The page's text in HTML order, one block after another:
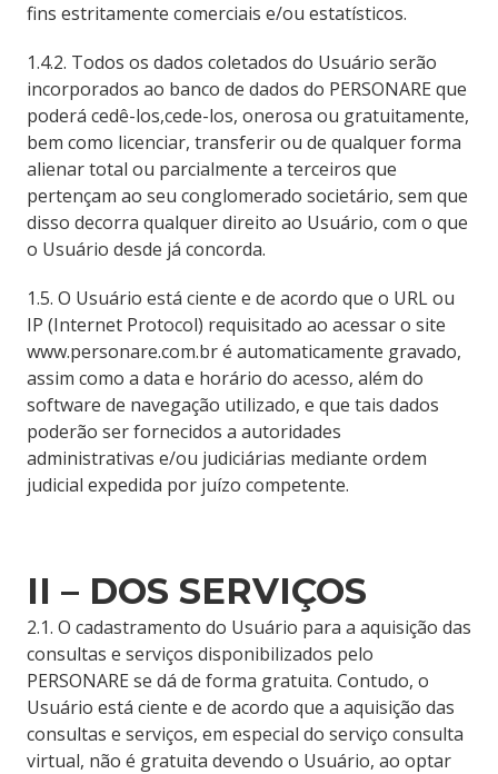
fins estritamente comerciais e/ou estatísticos.
1.4.2. Todos os dados coletados do Usuário serão
incorporados ao banco de dados do PERSONARE que
poderá cedê-los,cede-los, onerosa ou gratuitamente,
bem como licenciar, transferir ou de qualquer forma
alienar total ou parcialmente a terceiros que
pertençam ao seu conglomerado societário, sem que
disso decorra qualquer direito ao Usuário, com o que
o Usuário desde já concorda.
1.5. O Usuário está ciente e de acordo que o URL ou
IP (Internet Protocol) requisitado ao acessar o site
www.personare.com.br é automaticamente gravado,
assim como a data e horário do acesso, além do
software de navegação utilizado, e que tais dados
poderão ser fornecidos a autoridades
administrativas e/ou judiciárias mediante ordem
judicial expedida por juízo competente.
II – DOS SERVIÇOS
2.1. O cadastramento do Usuário para a aquisição das
consultas e serviços disponibilizados pelo
PERSONARE se dá de forma gratuita. Contudo, o
Usuário está ciente e de acordo que a aquisição das
consultas e serviços, em especial do serviço consulta
virtual, não é gratuita devendo o Usuário, ao optar